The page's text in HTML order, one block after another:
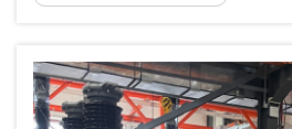
melakukan pemeriksaan pra-